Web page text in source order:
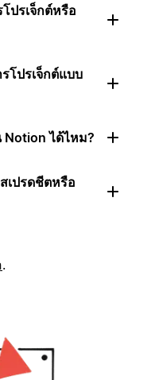
ปรเจ็กต์หรือ
โปรเจ็กต์แบบ
Notion ได้ไหม?
เปรดชีตหรือ
.